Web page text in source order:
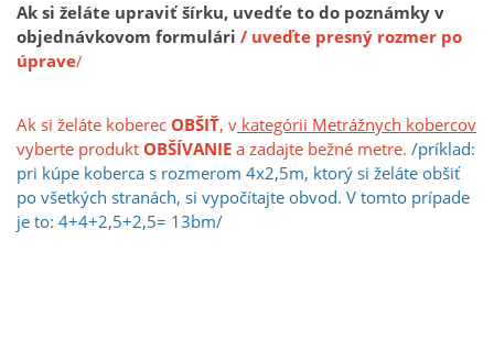
Ak si želáte upraviť šírku, uvedťe to do poznámky v
objednávkovom formulári / uveďte presný rozmer po
úprave/
Ak si želáte koberec OBŠIŤ, v kategórii Metrážnych kobercov
vyberte produkt OBŠÍVANIEa zadajte bežné metre. /príklad:
pri kúpe koberca s rozmerom 4x2,5m, ktorý si želáte obšiť
po všetkých stranách, si vypočítajte obvod. V tomto prípade
je to: 4+4+2,5+2,5= 13bm/